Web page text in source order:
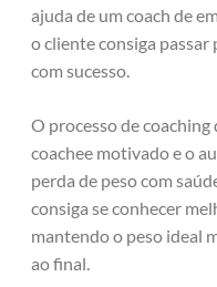
ajuda de um coach de
o cliente consiga passar
com sucesso.
O processo de
coachee motivado e o
perda de peso com
consiga se conhecer
mantendo o peso ideal
ao final.